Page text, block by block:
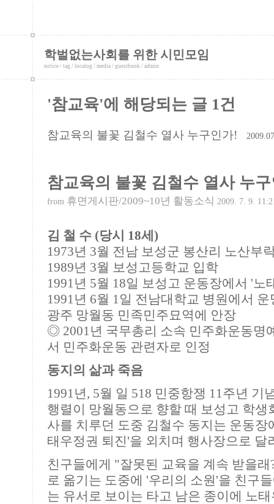
학벌없는사회를 위한 시민모임
notice / tag / localog / media / guestbook / admin
'참교육'에 해당되는 글 1건
참교육의 불꽃 김철수 열사 누구인가!
참교육의 불꽃 김철수 열사 누
from 휴면게시판/2009~10년 활동소식 2009. 7. 9.
김 철 수 (당시 18세)
1973년 3월 전남 보성군 봉산리 노산부
1989년 3월 보성고등학교 입학
1991년 5월 18일 보성고 운동장에서 '
1991년 6월 1일 전남대학교 병원에서 운
광주 망월동 민족민주묘역에 안장
◎ 2001년 국무총리 소속 민주화운동명
서 민주화운동 관련자로 인정
동지의 삶과 죽음
1991년, 5월 일 518 민중항쟁 11주년 기
행렬이 망월동으로 향할 때 보성고 학생
사를 치루던 도중 김철수 동지는 운동
태우정권 퇴진'을 외치며 행사장으로 달
친구들에게 "잘못된 교육을 계속 받을
로 옮기는 도중에 '우리의 소원'을 친구
는 유서로 보이는 타고 남은 종이에 노